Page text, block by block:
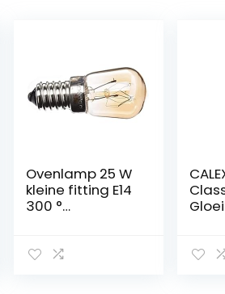
Ovenlamp 25 W
kleine fitting E14
300 °
E27